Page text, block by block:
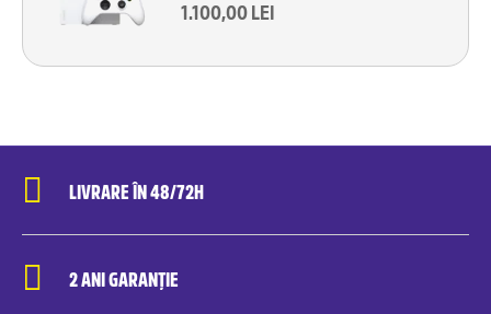
1.100,00 LEI
LIVRARE ÎN 48/72H
2 ANI GARANȚIE